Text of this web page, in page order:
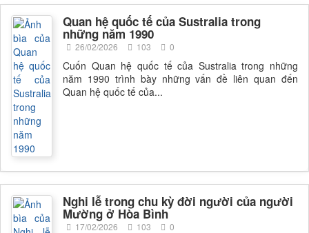
Quan hệ quốc tế của Sustralia trong
những năm 1990
26/02/2026 103 0
Cuốn Quan hệ quốc tế của Sustralia trong những
năm 1990 trình bày những vấn đề liên quan đến
Quan hệ quốc tế của...
Nghi lễ trong chu kỳ đời người của người
Mường ở Hòa Bình
17/02/2026 103 0